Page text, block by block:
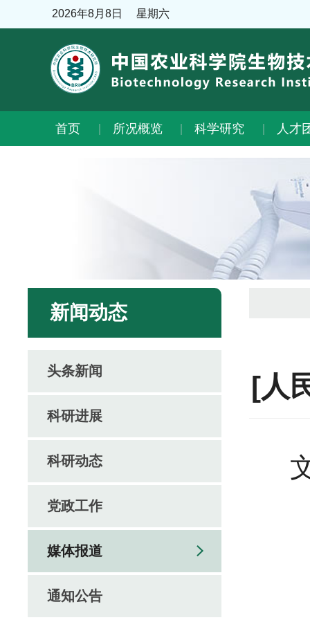
2026年8月8日 星期六
首页 所况概览 科学研究 人才
新闻动态
头条新闻
科研进展
科研动态
党政工作
媒体报道
通知公告
[人